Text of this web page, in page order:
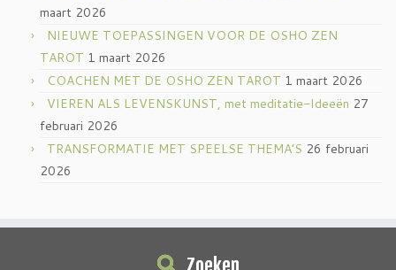
maart 2026
NIEUWE TOEPASSINGEN VOOR DE OSHO ZEN
TAROT 1 maart 2026
COACHEN MET DE OSHO ZEN TAROT 1 maart 2026
VIEREN ALS LEVENSKUNST, met meditatie-Ideeën 27
februari 2026
TRANSFORMATIE MET SPEELSE THEMA’S 26 februari
2026